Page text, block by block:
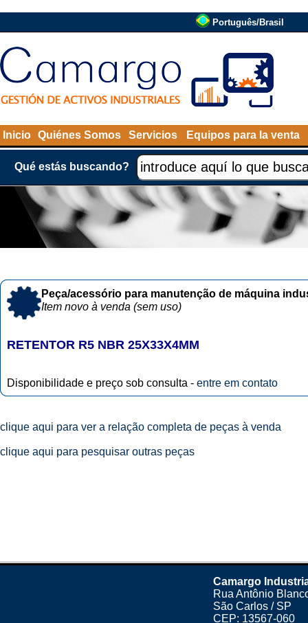
Português/Brasil
Inicio Quiénes Somos Servicios Equipos para la venta
Qué estás buscando?
Peça/acessório para manutenção de máquina
Item novo à venda (sem uso)
RETENTOR R5 NBR 25X33X4MM
Disponibilidade e preço sob consulta - entre em contato
clique aqui para ver a relação completa de peças à venda
clique aqui para pesquisar outras peças
Camargo
Rua Antônio
São Carlos / SP
CEP: 13567-060